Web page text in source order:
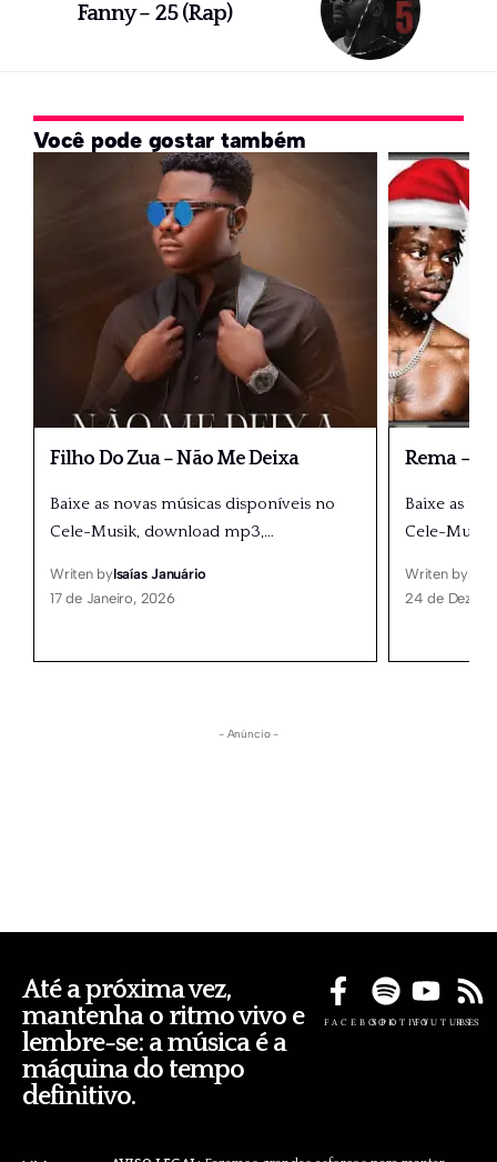
Fanny – 25 (Rap)
Você pode gostar também
Filho Do Zua – Não Me Deixa
Baixe as novas músicas disponíveis no
Cele-Musik, download mp3,…
Writen byIsaías Januário
17 de Janeiro, 2026
Rema –
Baixe as
Cele-
Writen by
24 de
- Anúncio -
Até a próxima vez,
mantenha o ritmo vivo e
lembre-se: a música é a
máquina do tempo
definitivo.
FACEBOOKSPOTIFYYOUTUBE
RSS